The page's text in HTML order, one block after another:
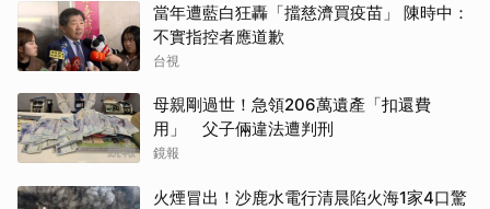
當年遭藍白狂轟「擋慈濟買疫苗」 陳時中：
不實指控者應道歉
台視
母親剛過世！急領206萬遺產「扣還費
用」 父子倆違法遭判刑
鏡報
火煙冒出！沙鹿水電行清晨陷火海1家4口驚